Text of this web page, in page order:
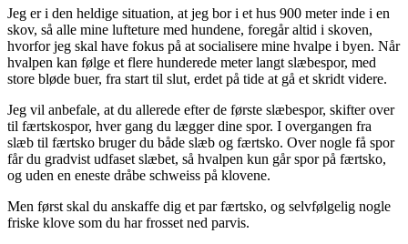
Jeg er i den heldige situation, at jeg bor i et hus 900 meter inde i en
skov, så alle mine lufteture med hundene, foregår altid i skoven,
hvorfor jeg skal have fokus på at socialisere mine hvalpe i byen. Når
hvalpen kan følge et flere hunderede meter langt slæbespor, med
store bløde buer, fra start til slut, erdet på tide at gå et skridt videre.
Jeg vil anbefale, at du allerede efter de første slæbespor, skifter over
til færtskospor, hver gang du lægger dine spor. I overgangen fra
slæb til færtsko bruger du både slæb og færtsko. Over nogle få spor
får du gradvist udfaset slæbet, så hvalpen kun går spor på færtsko,
og uden en eneste dråbe schweiss på klovene.
Men først skal du anskaffe dig et par færtsko, og selvfølgelig nogle
friske klove som du har frosset ned parvis.